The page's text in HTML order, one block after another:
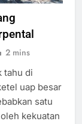
2 mins
tahu di
uap besar
satu
kekuatan